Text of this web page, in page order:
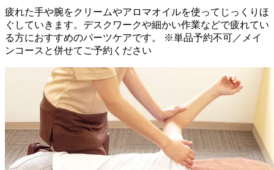
疲れた手や腕をクリームやアロマオイルを使ってじっくりほ
ぐしていきます。デスクワークや細かい作業などで疲れてい
る方におすすめのパーツケアです。 ※単品予約不可／メイ
ンコースと併せてご予約ください